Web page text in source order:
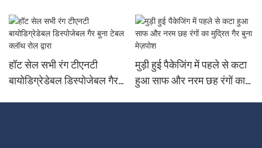
हॉट सेल सभी रंग टीएनटी
बायोडिग्रेडेबल डिस्पोजेबल गैर
मुड़ी हुई पैकेजिंग में पहले से कटा
हुआ साफ और नरम छह रंगों का